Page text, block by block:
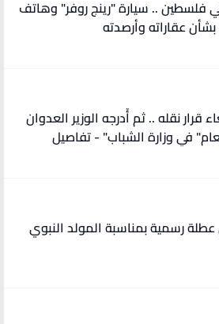
"أغنى متسول" في فلسطين .. سيارة "رينج روفر" وهاتف
عقاراته وأرصدته
"انتصر قضائيًا بإلغاء قرار نقله .. ثم أُدرجه الوزير العدوان
في وزارة الشباب" - تفاصيل
عطلة رسمية بمناسبة المولد النبوي